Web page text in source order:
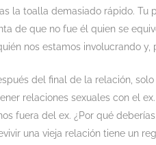
la toalla demasiado rápido.
de que no fue él quien se
nos estamos involucrando
del final de la relación,
relaciones sexuales con el
fuera del ex. ¿Por qué
una vieja relación tiene un